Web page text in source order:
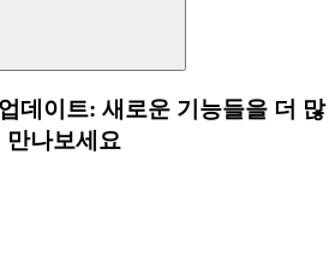
데이트: 새로운 기능들을 더 많
만나보세요